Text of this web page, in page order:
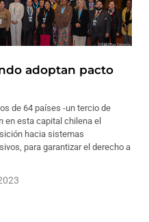
adoptan pacto
de 64 países -un tercio de
en esta capital chilena el
hacia sistemas
para garantizar el derecho a